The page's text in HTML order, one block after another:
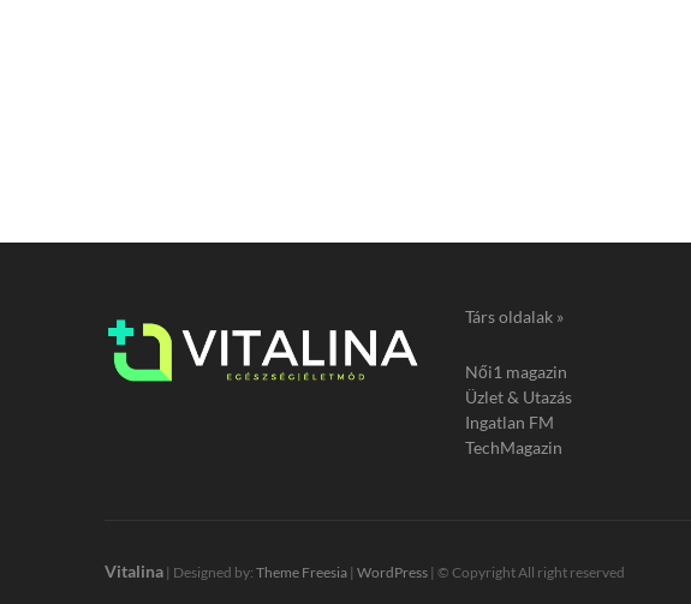
Társ oldalak »
Női1 magazin
Üzlet & Utazás
Ingatlan FM
TechMagazin
Vitalina | Designed by: Theme Freesia | WordPress | © Copyright All right reserved